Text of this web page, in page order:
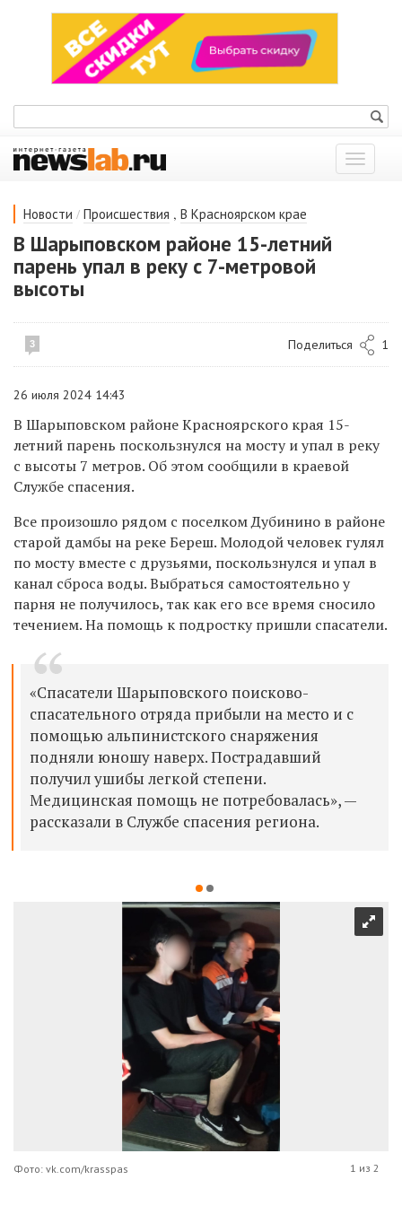
Показать
меню
Новости / Происшествия , В Красноярском крае
В Шарыповском районе 15-летний
парень упал в реку с 7-метровой
высоты
3 Поделиться 1
26 июля 2024 14:43
В Шарыповском районе Красноярского края 15-
летний парень поскользнулся на мосту и упал в реку
с высоты 7 метров. Об этом сообщили в краевой
Службе спасения.
Все произошло рядом с поселком Дубинино в районе
старой дамбы на реке Береш. Молодой человек гулял
по мосту вместе с друзьями, поскользнулся и упал в
канал сброса воды. Выбраться самостоятельно у
парня не получилось, так как его все время сносило
течением. На помощь к подростку пришли спасатели.
«Спасатели Шарыповского поисково-
спасательного отряда прибыли на место и с
помощью альпинистского снаряжения
подняли юношу наверх. Пострадавший
получил ушибы легкой степени.
Медицинская помощь не потребовалась», —
рассказали в Службе спасения региона.
Фото: vk.com/krasspas 1 из 2